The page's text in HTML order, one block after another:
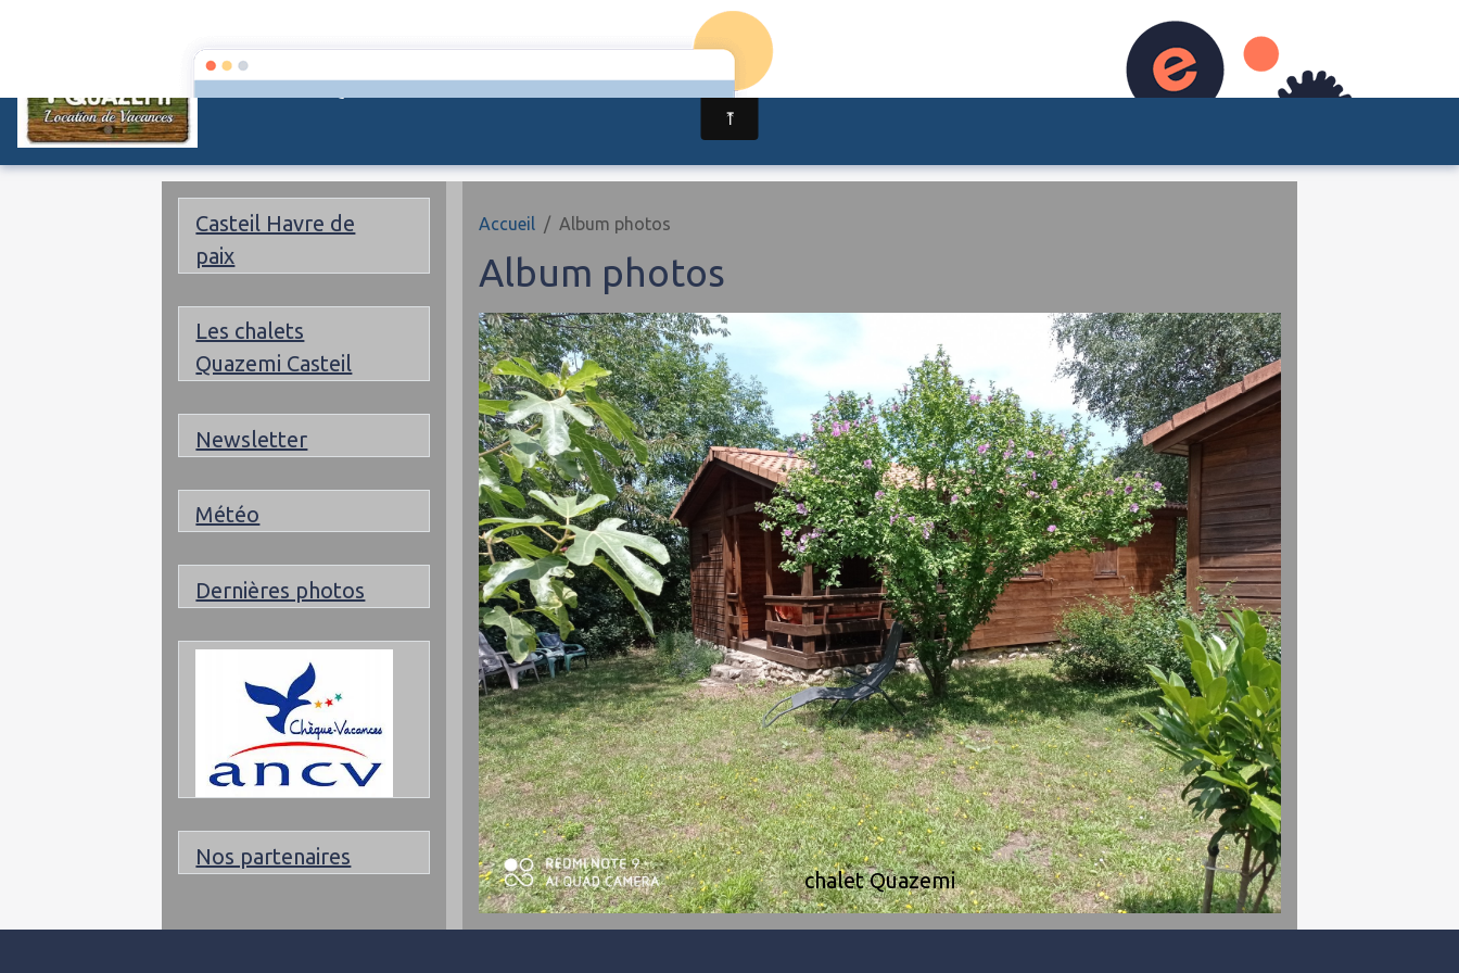
Les chalets Quazemi à Casteil Blog Facebook
Accueil Album photos
Album photos
chalet Quazemi
Casteil Havre de
paix
Les chalets
Quazemi Casteil
Newsletter
Météo
Dernières photos
Nos partenaires